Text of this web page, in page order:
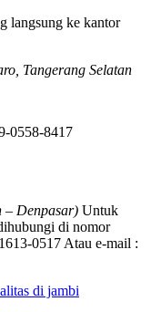
langsung ke kantor
Tangerang Selatan
0558-8417
– Denpasar) Untuk
di nomor
0517 Atau e-mail :
di jambi